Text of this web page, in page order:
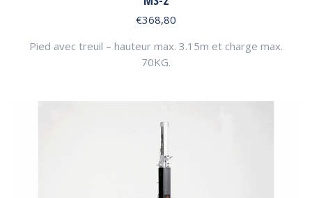
€368,80
Pied avec treuil – hauteur max. 3.15m et charge max.
70KG.